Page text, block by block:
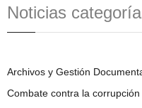
Noticias
Archivos y Gestión
Combate contra la corrupción